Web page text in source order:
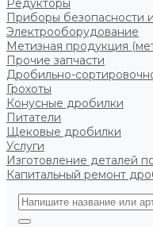
Редукторы
Приборы безопасности
Электрооборудование
Метизная продукция
Прочие запчасти
Дробильно-
Грохоты
Конусные дробилки
Питатели
Щековые дробилки
Услуги
Изготовление деталей
Капитальный ремонт